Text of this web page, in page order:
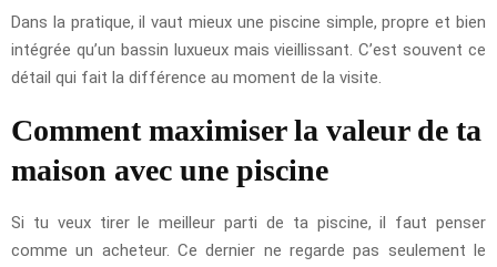
Dans la pratique, il vaut mieux une piscine simple, propre et bien
intégrée qu’un bassin luxueux mais vieillissant. C’est souvent ce
détail qui fait la différence au moment de la visite.
Comment maximiser la valeur de ta
maison avec une piscine
Si tu veux tirer le meilleur parti de ta piscine, il faut penser
comme un acheteur. Ce dernier ne regarde pas seulement le